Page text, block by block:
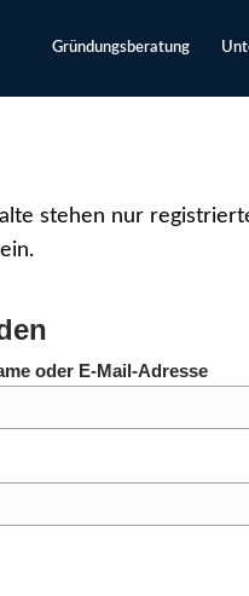
Gründungsberatung
stehen nur
oder E-Mail-Adresse